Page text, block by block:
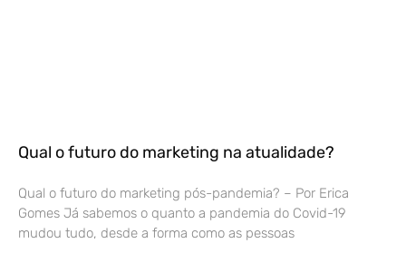
Qual o futuro do marketing na atualidade?
Qual o futuro do marketing pós-pandemia? – Por Erica
Gomes Já sabemos o quanto a pandemia do Covid-19
mudou tudo, desde a forma como as pessoas